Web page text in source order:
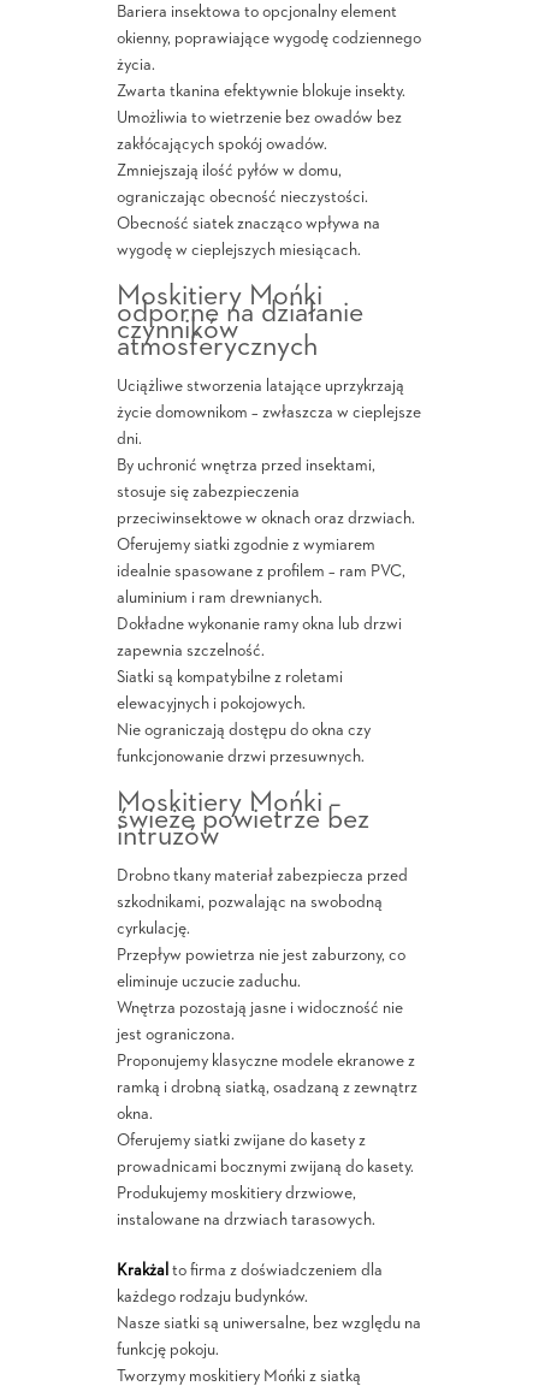
Bariera insektowa to opcjonalny element
okienny, poprawiające wygodę codziennego
życia.
Zwarta tkanina efektywnie blokuje insekty.
Umożliwia to wietrzenie bez owadów bez
zakłócających spokój owadów.
Zmniejszają ilość pyłów w domu,
ograniczając obecność nieczystości.
Obecność siatek znacząco wpływa na
wygodę w cieplejszych miesiącach.
Moskitiery Mońki
odporne na działanie
czynników
atmosferycznych
Uciążliwe stworzenia latające uprzykrzają
życie domownikom – zwłaszcza w cieplejsze
dni.
By uchronić wnętrza przed insektami,
stosuje się zabezpieczenia
przeciwinsektowe w oknach oraz drzwiach.
Oferujemy siatki zgodnie z wymiarem
idealnie spasowane z profilem – ram PVC,
aluminium i ram drewnianych.
Dokładne wykonanie ramy okna lub drzwi
zapewnia szczelność.
Siatki są kompatybilne z roletami
elewacyjnych i pokojowych.
Nie ograniczają dostępu do okna czy
funkcjonowanie drzwi przesuwnych.
Moskitiery Mońki –
świeże powietrze bez
intruzów
Drobno tkany materiał zabezpiecza przed
szkodnikami, pozwalając na swobodną
cyrkulację.
Przepływ powietrza nie jest zaburzony, co
eliminuje uczucie zaduchu.
Wnętrza pozostają jasne i widoczność nie
jest ograniczona.
Proponujemy klasyczne modele ekranowe z
ramką i drobną siatką, osadzaną z zewnątrz
okna.
Oferujemy siatki zwijane do kasety z
prowadnicami bocznymi zwijaną do kasety.
Produkujemy moskitiery drzwiowe,
instalowane na drzwiach tarasowych.
Krakżal to firma z doświadczeniem dla
każdego rodzaju budynków.
Nasze siatki są uniwersalne, bez względu na
funkcję pokoju.
Tworzymy moskitiery Mońki z siatką